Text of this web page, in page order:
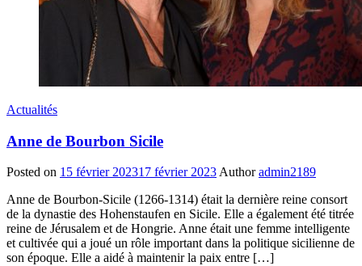
Actualités
Anne de Bourbon Sicile
Posted on 15 février 202317 février 2023Author admin2189
Anne de Bourbon-Sicile (1266-1314) était la dernière reine consort
de la dynastie des Hohenstaufen en Sicile. Elle a également été titrée
reine de Jérusalem et de Hongrie. Anne était une femme intelligente
et cultivée qui a joué un rôle important dans la politique sicilienne de
son époque. Elle a aidé à maintenir la paix entre […]